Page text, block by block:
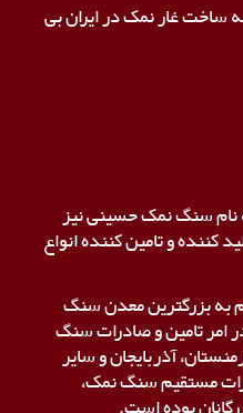
ساخت غار نمک در ایران بی
سنگ نمک حسینی نیز
کننده و تامین کننده انواع
به بزرگترین معدن سنگ
امر تامین و صادرات سنگ
آذربایجان و سایر
مستقیم سنگ نمک،